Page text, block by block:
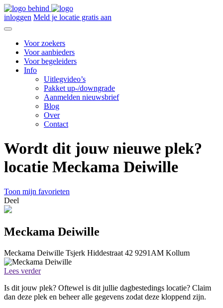
inloggen Meld je locatie gratis aan
Voor zoekers
Voor aanbieders
Voor begeleiders
Info
Uitlegvideo’s
Pakket up-/downgrade
Aanmelden nieuwsbrief
Blog
Over
Contact
Wordt dit jouw nieuwe plek?
locatie Meckama Deiwille
Toon mijn favorieten
Deel
Meckama Deiwille
Meckama Deiwille Tsjerk Hiddestraat 42 9291AM Kollum
Lees verder
Is dit jouw plek? Oftewel is dit jullie dagbestedings locatie? Claim
dan deze plek en beheer alle gegevens zodat deze kloppend zijn.